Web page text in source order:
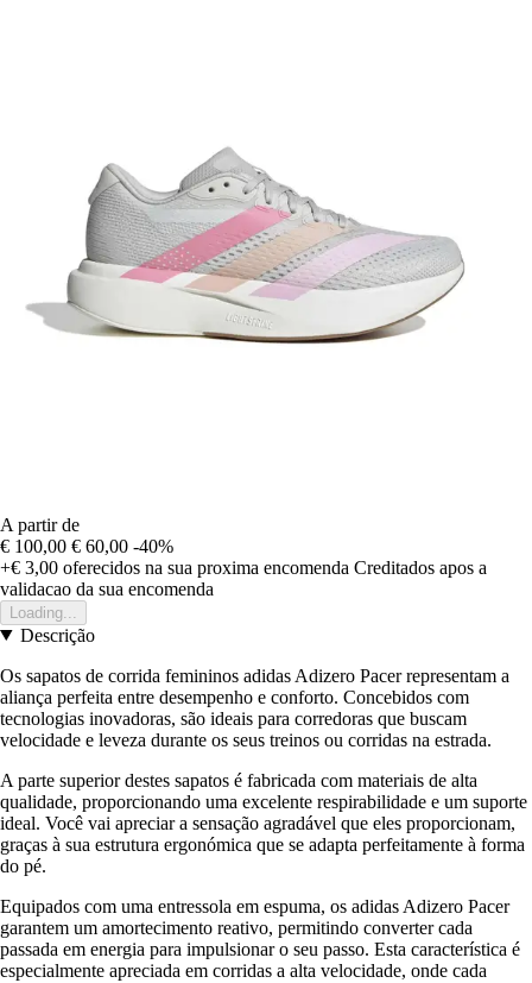
A partir de
€ 100,00 € 60,00 -40%
+€ 3,00 oferecidos na sua proxima encomenda Creditados apos a
validacao da sua encomenda
Loading...
Descrição
Os sapatos de corrida femininos adidas Adizero Pacer representam a
aliança perfeita entre desempenho e conforto. Concebidos com
tecnologias inovadoras, são ideais para corredoras que buscam
velocidade e leveza durante os seus treinos ou corridas na estrada.
A parte superior destes sapatos é fabricada com materiais de alta
qualidade, proporcionando uma excelente respirabilidade e um suporte
ideal. Você vai apreciar a sensação agradável que eles proporcionam,
graças à sua estrutura ergonómica que se adapta perfeitamente à forma
do pé.
Equipados com uma entressola em espuma, os adidas Adizero Pacer
garantem um amortecimento reativo, permitindo converter cada
passada em energia para impulsionar o seu passo. Esta característica é
especialmente apreciada em corridas a alta velocidade, onde cada